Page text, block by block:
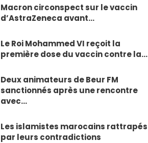
Macron circonspect sur le vaccin
d’AstraZeneca avant…
Le Roi Mohammed VI reçoit la
première dose du vaccin contre la…
Deux animateurs de Beur FM
sanctionnés après une rencontre
avec…
Les islamistes marocains rattrapés
par leurs contradictions